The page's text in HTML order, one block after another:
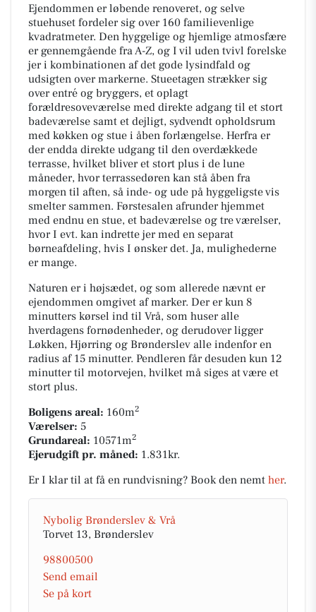
Ejendommen er løbende renoveret, og selve
stuehuset fordeler sig over 160 familievenlige
kvadratmeter. Den hyggelige og hjemlige atmosfære
er gennemgående fra A-Z, og I vil uden tvivl forelske
jer i kombinationen af det gode lysindfald og
udsigten over markerne. Stueetagen strækker sig
over entré og bryggers, et oplagt
forældresoveværelse med direkte adgang til et stort
badeværelse samt et dejligt, sydvendt opholdsrum
med køkken og stue i åben forlængelse. Herfra er
der endda direkte udgang til den overdækkede
terrasse, hvilket bliver et stort plus i de lune
måneder, hvor terrassedøren kan stå åben fra
morgen til aften, så inde- og ude på hyggeligste vis
smelter sammen. Førstesalen afrunder hjemmet
med endnu en stue, et badeværelse og tre værelser,
hvor I evt. kan indrette jer med en separat
børneafdeling, hvis I ønsker det. Ja, mulighederne
er mange.
Naturen er i højsædet, og som allerede nævnt er
ejendommen omgivet af marker. Der er kun 8
minutters kørsel ind til Vrå, som huser alle
hverdagens fornødenheder, og derudover ligger
Løkken, Hjørring og Brønderslev alle indenfor en
radius af 15 minutter. Pendleren får desuden kun 12
minutter til motorvejen, hvilket må siges at være et
stort plus.
Boligens areal: 160m2
Værelser: 5
Grundareal: 10571m2
Ejerudgift pr. måned: 1.831kr.
Er I klar til at få en rundvisning? Book den nemt her.
Nybolig Brønderslev & Vrå
Torvet 13, Brønderslev
98800500
Send email
Se på kort